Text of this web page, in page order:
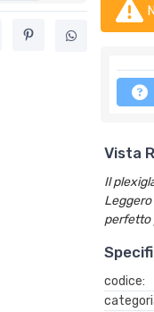
Vista
Il
perfetto
codice: